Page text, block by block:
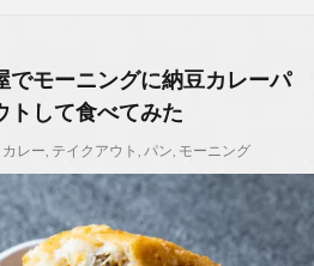
でモーニングに納豆カレーパ
トして食べてみた
カレー, テイクアウト , パン, モーニング